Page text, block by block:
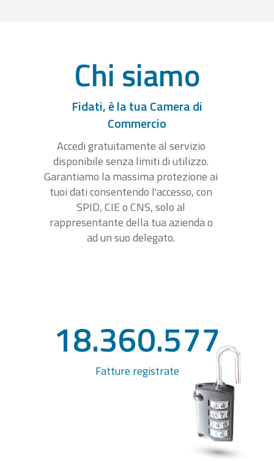
Chi siamo
Fidati, è la tua Camera di
Commercio
Accedi gratuitamente al servizio
disponibile senza limiti di utilizzo.
Garantiamo la massima protezione ai
tuoi dati consentendo l'accesso, con
SPID, CIE o CNS, solo al
rappresentante della tua azienda o
ad un suo delegato.
18.360.577
Fatture registrate